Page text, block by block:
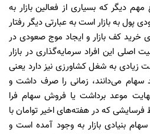
دیگر که بسیاری از فعالین بازار به
پول به بازار است به عبارتی دیگر رفتار
خرید کف بازار و ایجاد موج صعودی در
اصلی این افراد سرمایه‌گذاری در بازار
زیادی به شغل کشاورزی نیز دارد یعنی
می‌دانند، زمانی را صرف داشت و
موعد برداشت یا فروش سهام فرا
که در هفته‌های اخیر توامان با
بنیادی بازار به وجود آمده است و